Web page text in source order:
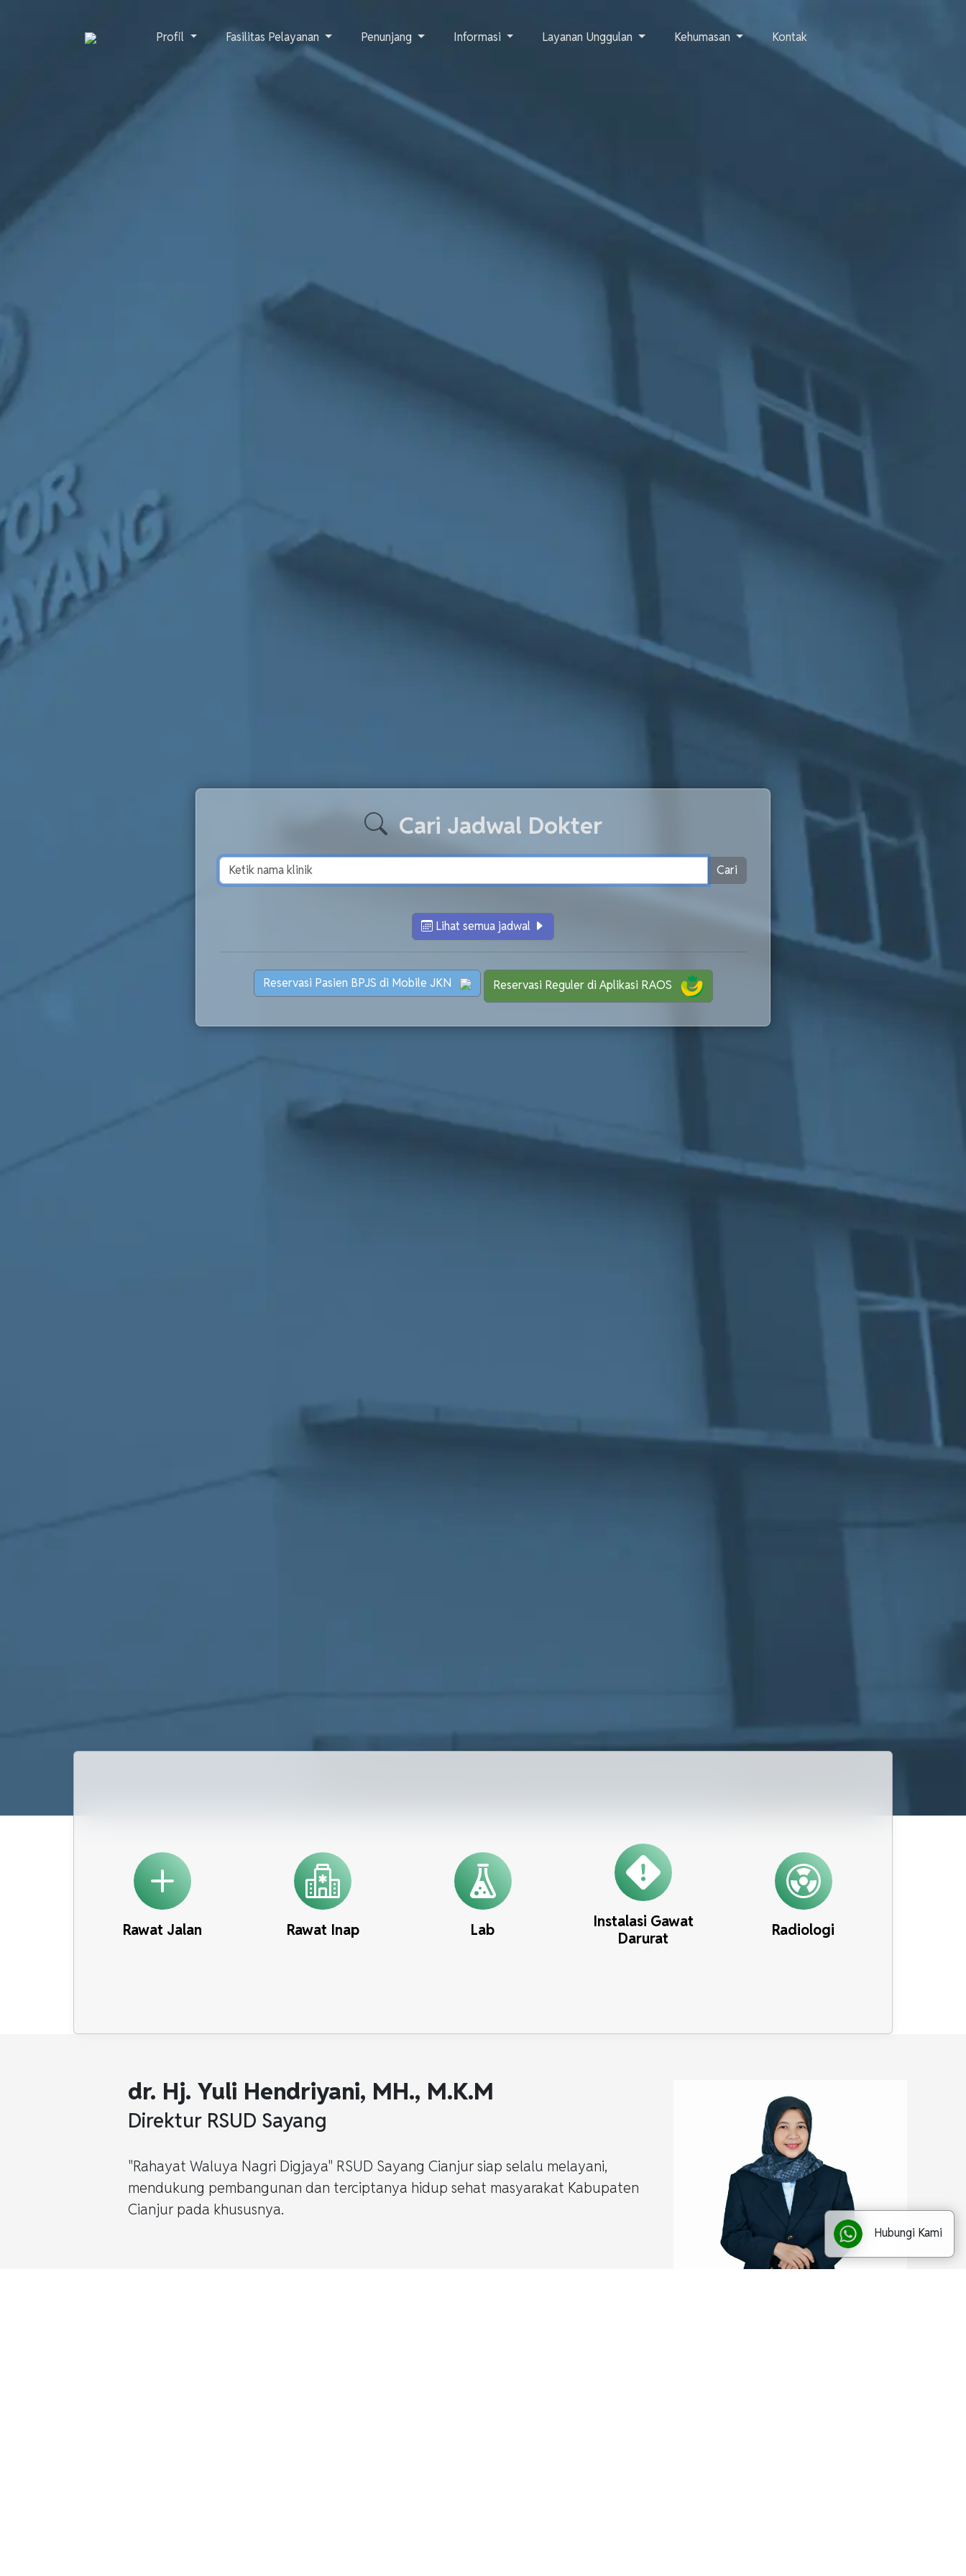
Profil Fasilitas Pelayanan Penunjang Informasi Layanan Unggulan Kehumasan Kontak
Hubungi Kami
Cari Jadwal Dokter
Lihat semua jadwal
Reservasi Pasien BPJS di Mobile JKN Reservasi Reguler di Aplikasi RAOS
Rawat Jalan Rawat Inap Lab
Instalasi Gawat
Darurat
Radiologi
dr. Hj. Yuli Hendriyani, MH., M.K.M
Direktur RSUD Sayang
"Rahayat Waluya Nagri Digjaya" RSUD Sayang Cianjur siap selalu melayani,
mendukung pembangunan dan terciptanya hidup sehat masyarakat Kabupaten
Cianjur pada khususnya.